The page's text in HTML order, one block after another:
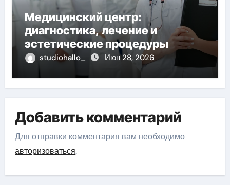
Медицинский центр:
диагностика, лечение и
эстетические процедуры
studiohallo_ Июн 28, 2026
Добавить комментарий
Для отправки комментария вам необходимо
авторизоваться.